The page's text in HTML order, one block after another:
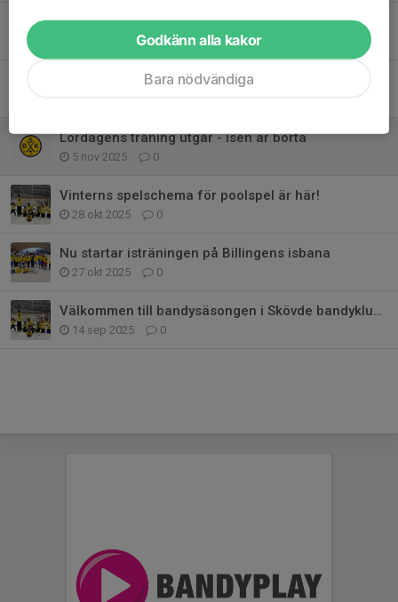
Inbjudan Lischcupen 2026
0
Isen är tillbaka - Träning på lördag!
Lördagens träning utgår - isen är borta
5 nov 2025 0
Vinterns spelschema för poolspel är här!
28 okt 2025 0
Nu startar isträningen på Billingens isbana
27 okt 2025 0
Välkommen till bandysäsongen i Skövde bandyklubb – P7/P8/P9
14 sep 2025 0
Godkänn alla kakor
Bara nödvändiga